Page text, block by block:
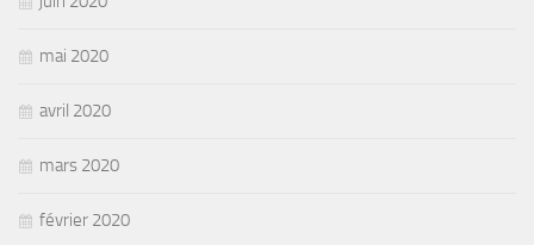
mai 2020
avril 2020
mars 2020
février 2020